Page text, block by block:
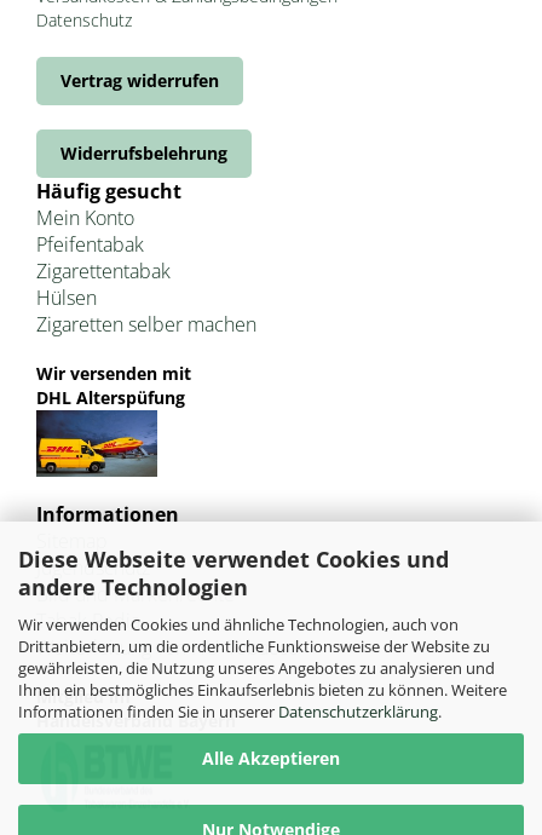
Diese Webseite verwendet Cookies und
andere Technologien
Wir verwenden Cookies und ähnliche Technologien, auch von
Drittanbietern, um die ordentliche Funktionsweise der Website zu
gewährleisten, die Nutzung unseres Angebotes zu analysieren und
Ihnen ein bestmögliches Einkaufserlebnis bieten zu können. Weitere
Informationen finden Sie in unserer Datenschutzerklärung.
Alle Akzeptieren
Nur Notwendige
Datenschutz
Vertrag widerrufen
Widerrufsbelehrung
Häufig gesucht
Mein Konto
Pfeifentabak
Zigarettentabak
Hülsen
Zigaretten selber machen
Wir versenden mit
DHL Alterspüfung
Informationen
Jugendschutz
Bild und Markenrechte
Tabak Pedia
Weiterleitung von HU-Tobacco
Mitglied im
Handelsverband Bayern